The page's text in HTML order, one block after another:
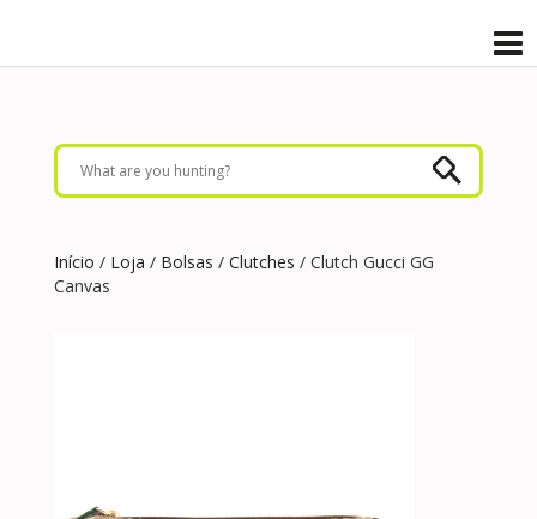
Início / Loja / Bolsas / Clutches / Clutch Gucci GG
Canvas